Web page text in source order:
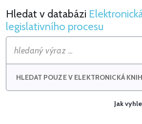
Hledat v Elektronická knihovna
Hledat v databázi
legislativního procesu
HLEDAT POUZE V ELEKTRONICKÁ
Jak